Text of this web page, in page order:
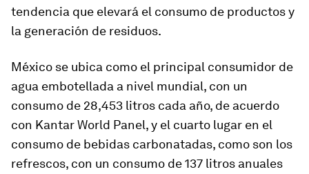
tendencia que elevará el consumo de productos y
la generación de residuos.
México se ubica como el principal consumidor de
agua embotellada a nivel mundial, con un
consumo de 28,453 litros cada año, de acuerdo
con Kantar World Panel, y el cuarto lugar en el
consumo de bebidas carbonatadas, como son los
refrescos, con un consumo de 137 litros anuales